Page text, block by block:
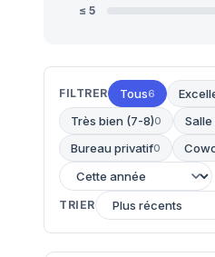
≤ 5
FILTRER Tous6
Très bien (7-8)0
Bureau privatif0
TRIER